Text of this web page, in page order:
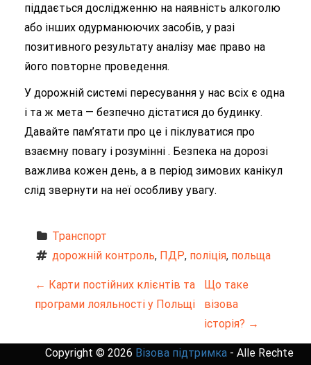
піддається дослідженню на наявність алкоголю
або інших одурманюючих засобів, у разі
позитивного результату аналізу має право на
його повторне проведення.
У дорожній системі пересування у нас всіх є одна
і та ж мета — безпечно дістатися до будинку.
Давайте пам’ятати про це і піклуватися про
взаємну повагу і розумінні . Безпека на дорозі
важлива кожен день, а в період зимових канікул
слід звернути на неї особливу увагу.
Транспорт
дорожній контроль, ПДР, поліція, польща
Н
а
в
← Карти постійних клієнтів та
програми лояльності у Польщі
Що таке
візова
історія? →
Copyright © 2026 Візова підтримка - Alle Rechte